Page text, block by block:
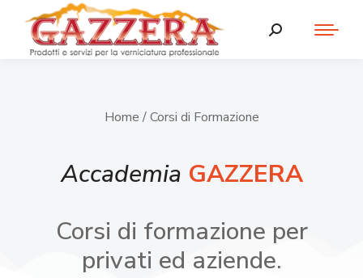
Home / Corsi di Formazione
Accademia GAZZERA
Corsi di formazione per
privati ed aziende.